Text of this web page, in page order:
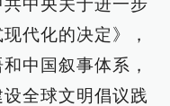
中央关于进一步
代化的决定》，
中国叙事体系，
全球文明倡议践